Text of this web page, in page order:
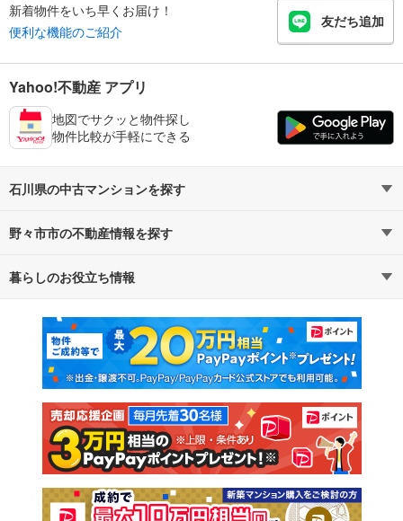
新着物件をいち早くお届け！
便利な機能のご紹介
友だち追加
Yahoo!不動産 アプリ
地図でサクッと物件探し
物件比較が手軽にできる
石川県の中古マンションを探す
路線・駅から探す
通勤・通学時間から探す
野々市市の不動産情報を探す
不動産・住宅
新築マンション 中古マンション
新築一戸建て 中古一戸建て
注文住宅 土地
売却査定
暮らしのお役立ち情報
マンションカタログ 教えて！住まいの先生